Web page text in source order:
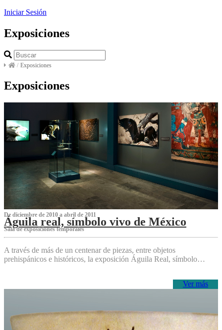
Iniciar Sesión
Exposiciones
/ Exposiciones
Exposiciones
De diciembre de 2010 a abril de 2011
Águila real, símbolo vivo de México
Sala de exposiciones temporales
A través de más de un centenar de piezas, entre objetos
prehispánicos e históricos, la exposición Águila Real, símbolo…
Ver más